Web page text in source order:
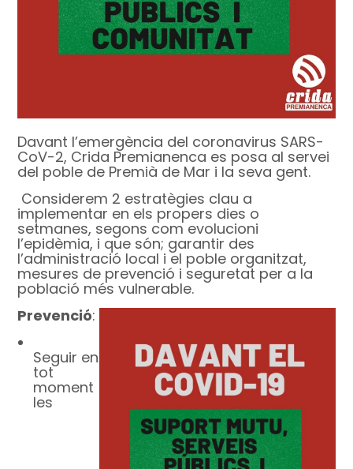
Davant l’emergència del coronavirus SARS-
CoV-2, Crida Premianenca es posa al servei
del poble de Premià de Mar i la seva gent.
Considerem 2 estratègies clau a
implementar en els propers dies o
setmanes, segons com evolucioni
l’epidèmia, i que són; garantir des
l’administració local i el poble organitzat,
mesures de prevenció i seguretat per a la
població més vulnerable.
Prevenció:
Seguir en
tot
moment
les